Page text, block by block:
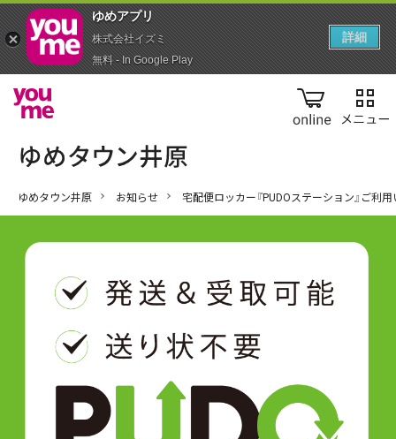
online
ゆめタウン井原 お知らせ 宅配便ロッカー『PUDOステーション』ご利
ゆめアプ‪リ‬
株式会社イズミ
無料 - In Google Play
詳細